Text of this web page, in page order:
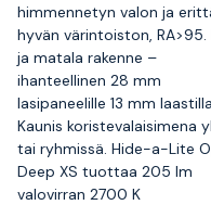
himmennetyn valon ja
hyvän värintoiston, RA>95.
ja matala rakenne –
ihanteellinen 28 mm
lasipaneelille 13 mm laastilla.
Kaunis koristevalaisimena
tai ryhmissä. Hide-a-Lite
Deep XS tuottaa 205 lm
valovirran 2700 K